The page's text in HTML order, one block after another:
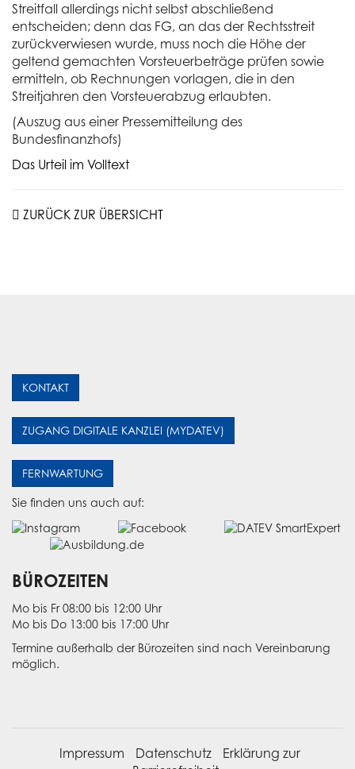
Streitfall allerdings nicht selbst abschließend
entscheiden; denn das FG, an das der Rechtsstreit
zurückverwiesen wurde, muss noch die Höhe der
geltend gemachten Vorsteuerbeträge prüfen sowie
ermitteln, ob Rechnungen vorlagen, die in den
Streitjahren den Vorsteuerabzug erlaubten.
(Auszug aus einer Pressemitteilung des
Bundesfinanzhofs)
Das Urteil im Volltext
ZURÜCK ZUR ÜBERSICHT
KONTAKT
ZUGANG DIGITALE KANZLEI (MYDATEV)
FERNWARTUNG
Sie finden uns auch auf:
BÜROZEITEN
Mo bis Fr 08:00 bis 12:00 Uhr
Mo bis Do 13:00 bis 17:00 Uhr
Termine außerhalb der Bürozeiten sind nach Vereinbarung
möglich.
Impressum Datenschutz
Erklärung zur